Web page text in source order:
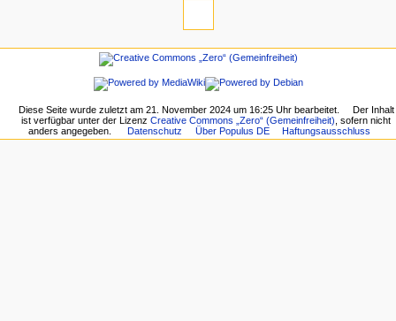
Diese Seite wurde zuletzt am 21. November 2024 um 16:25 Uhr bearbeitet.
Der Inhalt
ist verfügbar unter der LizenzCreative Commons „Zero“ (Gemeinfreiheit) , sofern nicht
anders angegeben.
Datenschutz Über Populus DE Haftungsausschluss